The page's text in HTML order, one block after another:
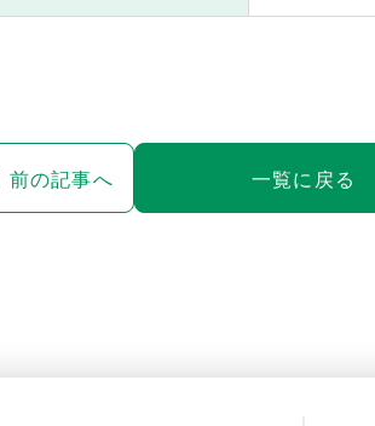
前の記事へ 一覧に戻る